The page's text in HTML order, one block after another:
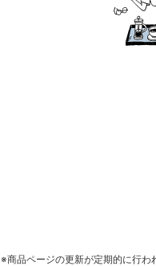
※商品ページの更新が定期的に行わ